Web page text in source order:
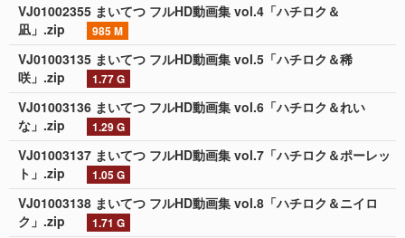
VJ01002355 まいてつ フルHD動画集 vol.4「ハチロク＆
凪」.zip
985 M
VJ01003135 まいてつ フルHD動画集 vol.5「ハチロク＆稀
咲」.zip
1.77 G
VJ01003136 まいてつ フルHD動画集 vol.6「ハチロク＆れい
な」.zip
1.29 G
VJ01003137 まいてつ フルHD動画集 vol.7「ハチロク＆ポーレッ
ト」.zip
1.05 G
VJ01003138 まいてつ フルHD動画集 vol.8「ハチロク＆ニイロ
ク」.zip
1.71 G